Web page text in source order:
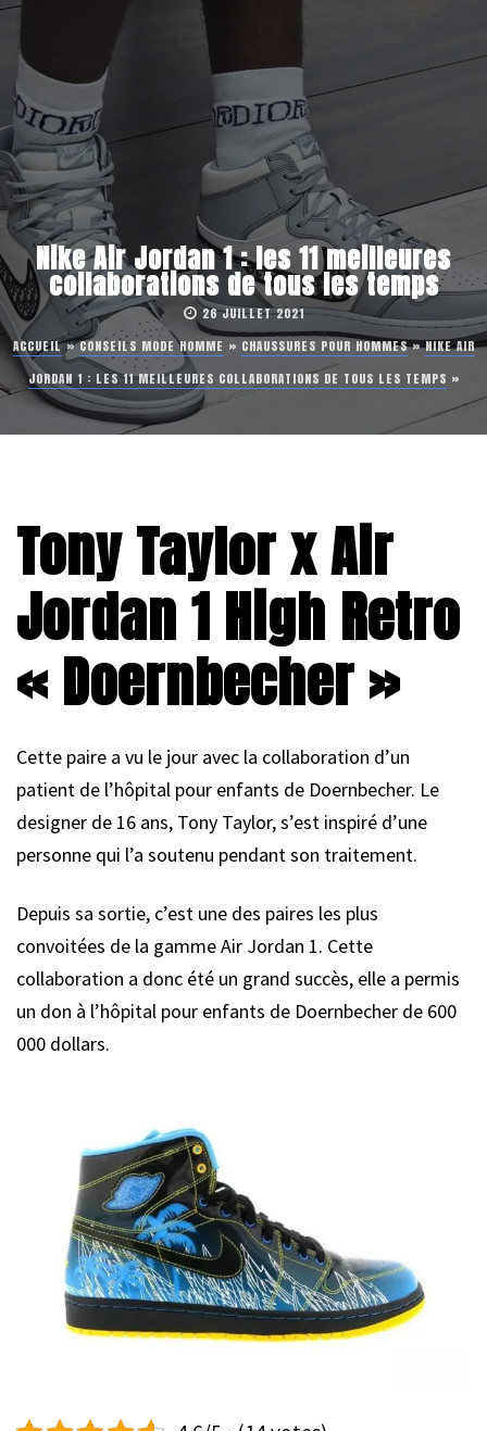
Nike Air Jordan 1 : les 11 meilleures
collaborations de tous les temps
26 JUILLET 2021
ACCUEIL»CONSEILS MODE HOMME » CHAUSSURES POUR HOMMES»NIKE AIR
JORDAN 1 : LES 11 MEILLEURES COLLABORATIONS DE TOUS LES TEMPS »
Tony Taylor x Air
Jordan 1 High Retro
« Doernbecher »
Cette paire a vu le jour avec la collaboration d’un
patient de l’hôpital pour enfants de Doernbecher. Le
designer de 16 ans, Tony Taylor, s’est inspiré d’une
personne qui l’a soutenu pendant son traitement.
Depuis sa sortie, c’est une des paires les plus
convoitées de la gamme Air Jordan 1. Cette
collaboration a donc été un grand succès, elle a permis
un don à l’hôpital pour enfants de Doernbecher de 600
000 dollars.